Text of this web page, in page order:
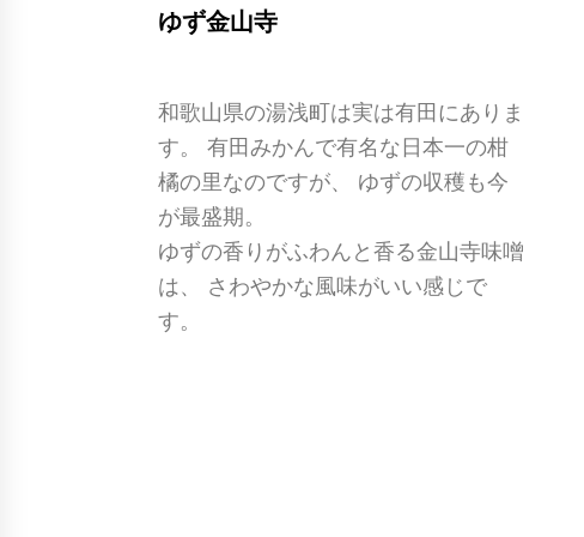
ゆず金山寺
和歌山県の湯浅町は実は有田にありま
す。 有田みかんで有名な日本一の柑
橘の里なのですが、 ゆずの収穫も今
が最盛期。
ゆずの香りがふわんと香る金山寺味噌
は、 さわやかな風味がいい感じで
す。